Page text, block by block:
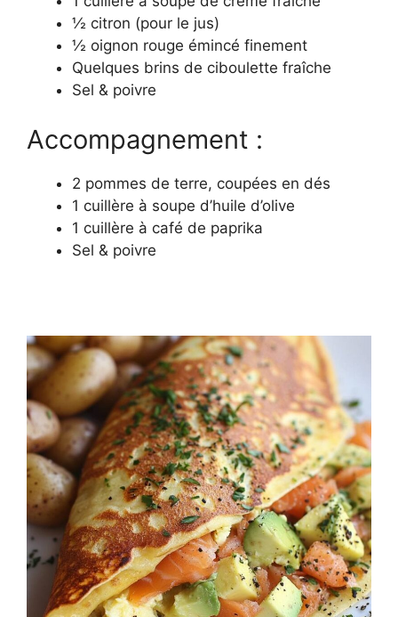
½ citron (pour le jus)
½ oignon rouge émincé finement
Quelques brins de ciboulette fraîche
Sel & poivre
Accompagnement :
2 pommes de terre, coupées en dés
1 cuillère à soupe d’huile d’olive
1 cuillère à café de paprika
Sel & poivre